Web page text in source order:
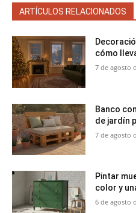
ARTÍCULOS RELACIONADOS
cómo
7 de agosto
Banco
de jardín
7 de agosto
Pintar
color y
6 de agosto